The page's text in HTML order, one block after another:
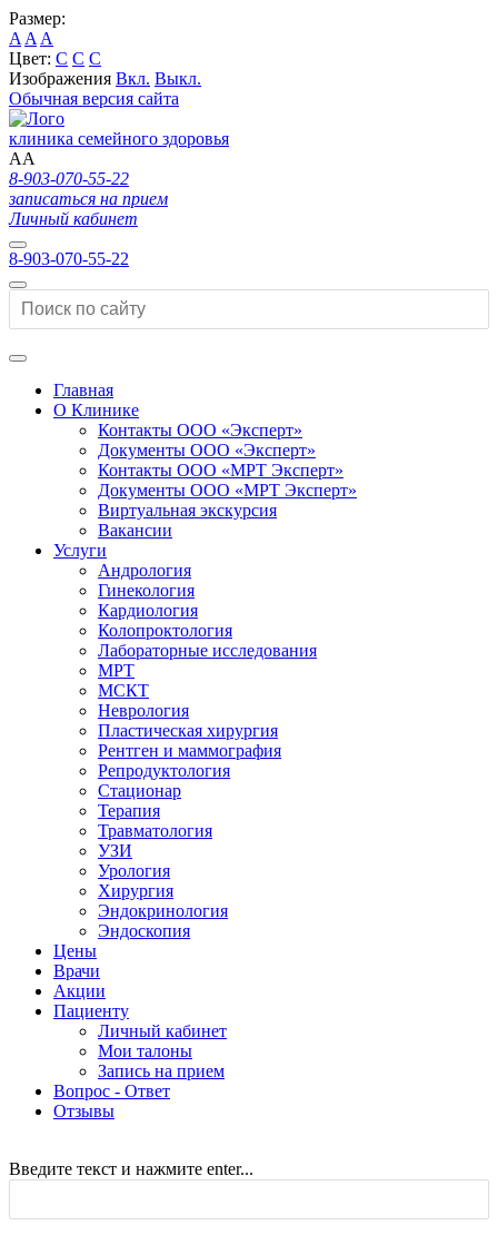
Размер:
A A A
Цвет: C C C
Изображения Вкл. Выкл.
Обычная версия сайта
клиника семейного здоровья
AA
8-903-070-55-22
записаться на прием
Личный кабинет
8-903-070-55-22
Главная
О Клинике
Контакты ООО «Эксперт»
Документы ООО «Эксперт»
Контакты ООО «МРТ Эксперт»
Документы ООО «МРТ Эксперт»
Виртуальная экскурсия
Вакансии
Услуги
Андрология
Гинекология
Кардиология
Колопроктология
Лабораторные исследования
МРТ
МСКТ
Неврология
Пластическая хирургия
Рентген и маммография
Репродуктология
Стационар
Терапия
Травматология
УЗИ
Урология
Хирургия
Эндокринология
Эндоскопия
Цены
Врачи
Акции
Пациенту
Личный кабинет
Мои талоны
Запись на прием
Вопрос - Ответ
Отзывы
Введите текст и нажмите enter...